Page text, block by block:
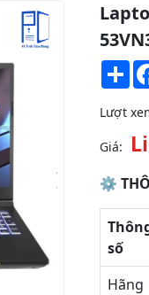
Lượt
Giá:
⚙
số
Hãng